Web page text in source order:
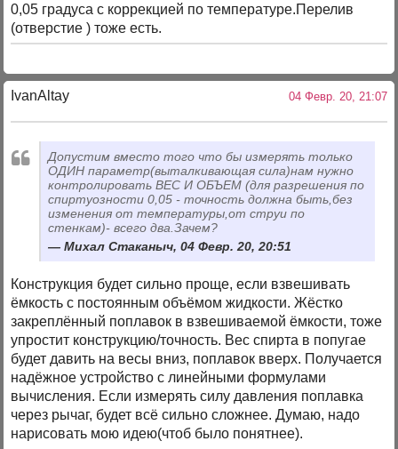
0,05 градуса с коррекцией по температуре.Перелив
(отверстие ) тоже есть.
IvanAltay 04 Февр. 20, 21:07
Допустим вместо того что бы измерять только
ОДИН параметр(выталкивающая сила)нам нужно
контролировать ВЕС И ОБЪЕМ (для разрешения по
спиртуозности 0,05 - точность должна быть,без
изменения от температуры,от струи по
стенкам)- всего два.Зачем?
Михал Стаканыч, 04 Февр. 20, 20:51
Конструкция будет сильно проще, если взвешивать
ёмкость с постоянным объёмом жидкости. Жёстко
закреплённый поплавок в взвешиваемой ёмкости, тоже
упростит конструкцию/точность. Вес спирта в попугае
будет давить на весы вниз, поплавок вверх. Получается
надёжное устройство с линейными формулами
вычисления. Если измерять силу давления поплавка
через рычаг, будет всё сильно сложнее. Думаю, надо
нарисовать мою идею(чтоб было понятнее).